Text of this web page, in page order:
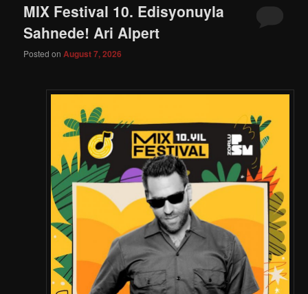
MIX Festival 10. Edisyonuyla
Sahnede! Ari Alpert
Posted onAugust 7, 2026